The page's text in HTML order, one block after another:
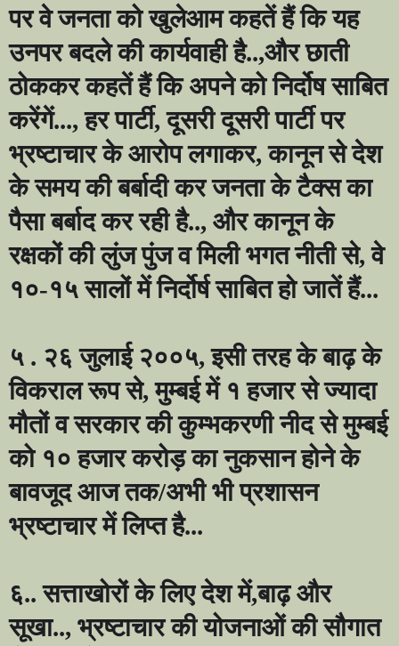
पर वे जनता को खुलेआम कहतें हैं कि यह
उनपर बदले की कार्यवाही है..,और छाती
ठोककर कहतें हैं कि अपने को निर्दोष साबित
करेंगें...,हर पार्टी,दूसरी दूसरी पार्टी पर
भ्रष्टाचार के आरोप लगाकर,कानून से देश
के समय की बर्बादी कर जनता के टैक्स का
पैसा बर्बाद कर रही है.., और कानून के
रक्षकों की लुंज पुंज व मिली भगत नीती से,वे
१०-१५ सालों में निर्दोर्ष साबित हो जातें हैं...
५ . २६ जुलाई २००५,इसी तरह के बाढ़ के
विकराल रूप से,मुम्बई में १ हजार से ज्यादा
मौतों व सरकार की कुम्भकरणी नीद से मुम्बई
को १० हजार करोड़ का नुकसान होने के
बावजूद आज तक/अभी भी प्रशासन
भ्रष्टाचार में लिप्त है...
६.. सत्ताखोरों के लिए देश में,बाढ़ और
सूखा.., भ्रष्टाचार की योजनाओं की सौगात